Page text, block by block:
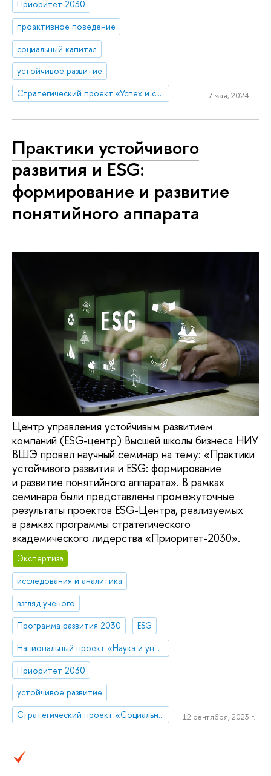
Приоритет 2030
проактивное поведение
социальный капитал
устойчивое развитие
Стратегический проект «Успех и самостоятельность человека в меняющемся мире»
7 мая, 2024 г.
Практики устойчивого
развития и ESG:
формирование и развитие
понятийного аппарата
Центр управления устойчивым развитием
компаний (ESG-центр) Высшей школы бизнеса НИУ
ВШЭ провел научный семинар на тему: «Практики
устойчивого развития и ESG: формирование
и развитие понятийного аппарата». В рамках
семинара были представлены промежуточные
результаты проектов ESG-Центра, реализуемых
в рамках программы стратегического
академического лидерства «Приоритет-2030».
Экспертиза
исследования и аналитика
взгляд ученого
Программа развития 2030
ESG
Национальный проект «Наука и университеты»
Приоритет 2030
устойчивое развитие
Стратегический проект «Социальная политика устойчивого развития и инклюзивного экономического роста»
12 сентября, 2023 г.